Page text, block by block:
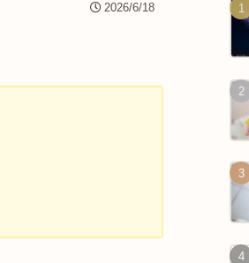
2026/6/18